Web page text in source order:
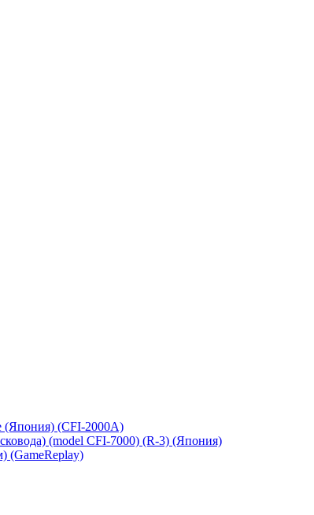
(Япония) (CFI-2000A)
(model CFI-7000) (R-3) (Япония)
(GameReplay)